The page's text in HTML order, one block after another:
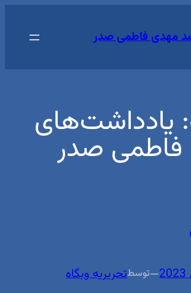
مهدی فاطمی صدر
یادداشت‌های
فاطمی صدر
—توسطتحریریه وبگاه